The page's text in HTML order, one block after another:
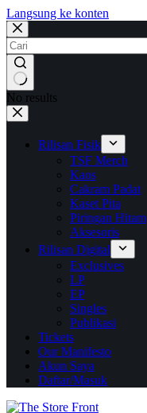
Langsung ke konten
No results
Rilisan Fisik
TSF Merch
Kaos
Cakram Padat
Kaset Pita
Piringan Hitam
Aksesoris
Rilisan Digital
Exclusives
LP
EP
Singles
Publikasi
Tickets
Our Manifesto
Akun Saya
Daftar/Masuk